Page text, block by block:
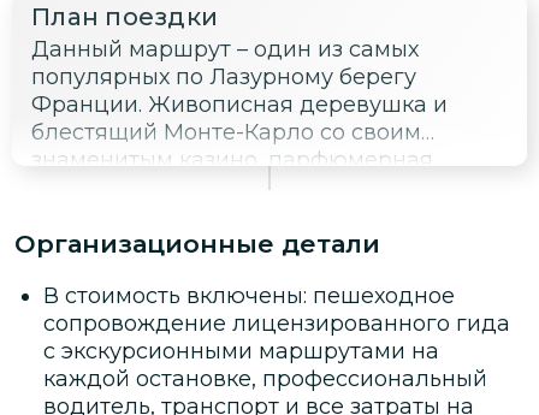
План поездки
Данный маршрут – один из самых
популярных по Лазурному берегу
Франции. Живописная деревушка и
блестящий Монте-Карло со своим
знаменитым казино, парфюмерная
фабрика в Грасе и трасса "Формулы 1",
виды – незабываемые впечатления
Организационные детали
В стоимость включены: пешеходное
сопровождение лицензированного гида
с экскурсионными маршрутами на
каждой остановке, профессиональный
водитель, транспорт и все затраты на